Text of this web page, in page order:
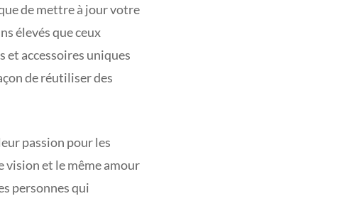
de mettre à jour votre
élevés que ceux
et accessoires uniques
de réutiliser des
passion pour les
vision et le même amour
personnes qui